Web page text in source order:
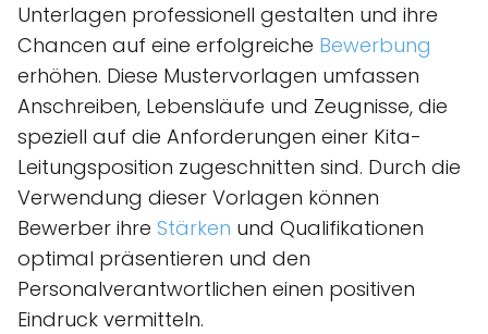
Unterlagen professionell gestalten und ihre
Chancen auf eine erfolgreiche Bewerbung
erhöhen. Diese Mustervorlagen umfassen
Anschreiben, Lebensläufe und Zeugnisse, die
speziell auf die Anforderungen einer Kita-
Leitungsposition zugeschnitten sind. Durch die
Verwendung dieser Vorlagen können
Bewerber ihre Stärken und Qualifikationen
optimal präsentieren und den
Personalverantwortlichen einen positiven
Eindruck vermitteln.